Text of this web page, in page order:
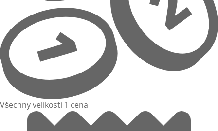
Všechny velikosti 1 cena